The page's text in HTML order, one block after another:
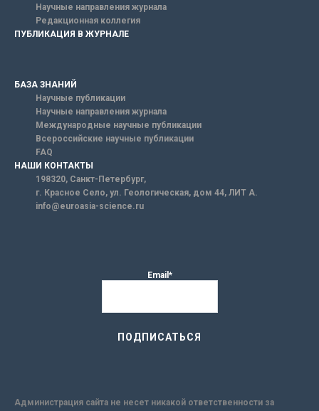
Научные направления журнала
Редакционная коллегия
ПУБЛИКАЦИЯ В ЖУРНАЛЕ
БАЗА ЗНАНИЙ
Научные публикации
Научные направления журнала
Международные научные публикации
Всероссийские научные публикации
FAQ
НАШИ КОНТАКТЫ
198320, Санкт-Петербург,
г. Красное Село, ул. Геологическая, дом 44, ЛИТ А.
info@euroasia-science.ru
Email*
Администрация сайта не несет никакой ответственности за